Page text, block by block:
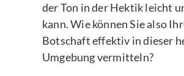
der Ton in der Hektik leicht
kann. Wie können Sie also
Botschaft effektiv in dieser
Umgebung vermitteln?